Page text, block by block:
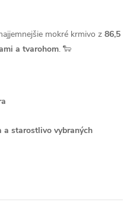
mokré krmivo z 86,5
a tvarohom. 🐑
a starostlivo vybraných